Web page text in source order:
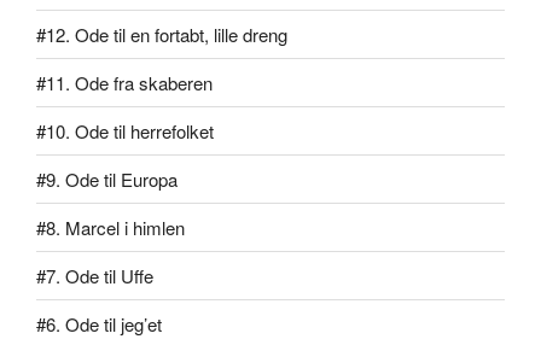
#12. Ode til en fortabt, lille dreng
#11. Ode fra skaberen
#10. Ode til herrefolket
#9. Ode til Europa
#8. Marcel i himlen
#7. Ode til Uffe
#6. Ode til jeg’et